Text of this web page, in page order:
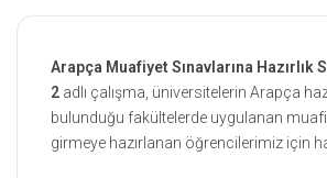
Arapça Muafiyet Sınavlarına Hazırlık
2 adlı çalışma, üniversitelerin Arapça
bulunduğu fakültelerde uygulanan
girmeye hazırlanan öğrencilerimiz için